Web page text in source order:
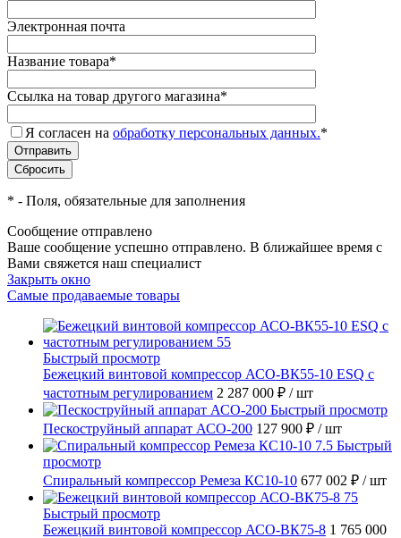
Электронная почта
Название товара*
Ссылка на товар другого магазина*
Я согласен на обработку персональных данных.*
* - Поля, обязательные для заполнения
Сообщение отправлено
Ваше сообщение успешно отправлено. В ближайшее время с
Вами свяжется наш специалист
Закрыть окно
Самые продаваемые товары
Быстрый просмотр
Бежецкий винтовой компрессор АСО-ВК55-10 ESQ с
частотным регулированием 2 287 000 ₽ / шт
Быстрый просмотр
Пескоструйный аппарат АСО-200 127 900 ₽ / шт
Быстрый
просмотр
Спиральный компрессор Ремеза КС10-10 677 002 ₽ / шт
Быстрый просмотр
Бежецкий винтовой компрессор АСО-ВК75-8 1 765 000